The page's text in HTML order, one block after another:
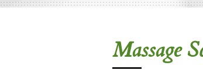
Massage